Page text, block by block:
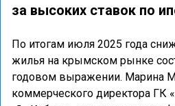
за высоких ставок по
По итогам июля 2025 года
жилья на крымском рынке
годовом выражении. Марина
коммерческого директора ГК